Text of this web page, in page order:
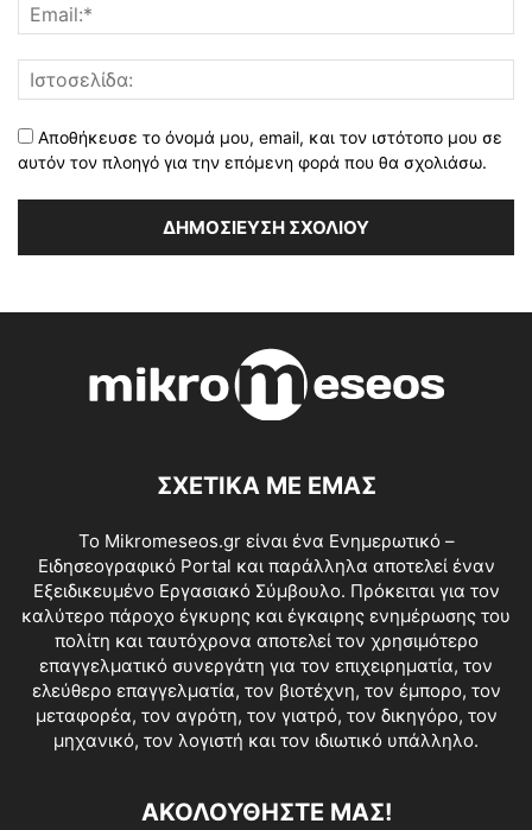
Αποθήκευσε το όνομά μου, email, και τον ιστότοπο μου σε
αυτόν τον πλοηγό για την επόμενη φορά που θα σχολιάσω.
ΣΧΕΤΙΚΑ ΜΕ ΕΜΑΣ
Το Mikromeseos.gr είναι ένα Ενημερωτικό –
Ειδησεογραφικό Portal και παράλληλα αποτελεί έναν
Εξειδικευμένο Εργασιακό Σύμβουλο. Πρόκειται για τον
καλύτερο πάροχο έγκυρης και έγκαιρης ενημέρωσης του
πολίτη και ταυτόχρονα αποτελεί τον χρησιμότερο
επαγγελματικό συνεργάτη για τον επιχειρηματία, τον
ελεύθερο επαγγελματία, τον βιοτέχνη, τον έμπορο, τον
μεταφορέα, τον αγρότη, τον γιατρό, τον δικηγόρο, τον
μηχανικό, τον λογιστή και τον ιδιωτικό υπάλληλο.
ΑΚΟΛΟΥΘΗΣΤΕ ΜΑΣ!